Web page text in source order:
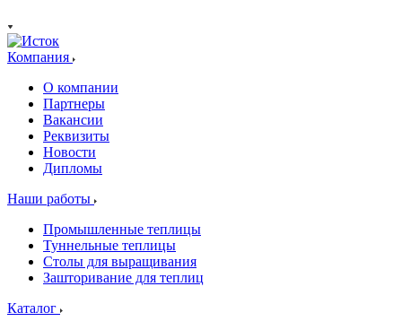
Компания
О компании
Партнеры
Вакансии
Реквизиты
Новости
Дипломы
Наши работы
Промышленные теплицы
Туннельные теплицы
Столы для выращивания
Зашторивание для теплиц
Каталог